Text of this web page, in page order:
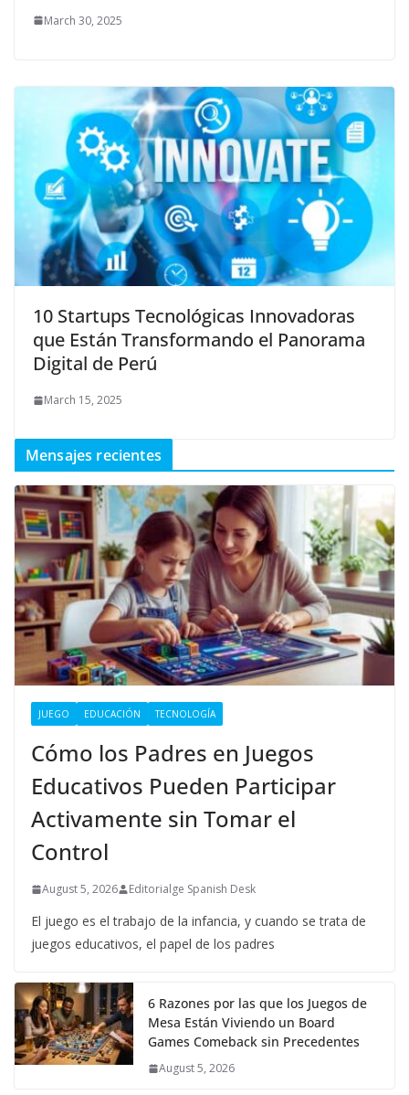
March 30, 2025
10 Startups Tecnológicas Innovadoras
que Están Transformando el Panorama
Digital de Perú
March 15, 2025
Mensajes recientes
JUEGO EDUCACIÓN TECNOLOGÍA
Cómo los Padres en Juegos
Educativos Pueden Participar
Activamente sin Tomar el
Control
August 5, 2026 Editorialge Spanish Desk
El juego es el trabajo de la infancia, y cuando se trata de
juegos educativos, el papel de los padres
6 Razones por las que los Juegos de
Mesa Están Viviendo un Board
Games Comeback sin Precedentes
August 5, 2026